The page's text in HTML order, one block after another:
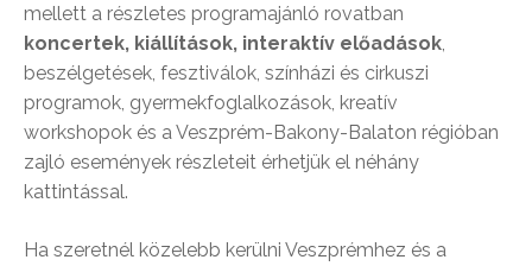
mellett a részletes programajánló rovatban
koncertek, kiállítások, interaktív előadások,
beszélgetések, fesztiválok, színházi és cirkuszi
programok, gyermekfoglalkozások, kreatív
workshopok és a Veszprém-Bakony-Balaton régióban
zajló események részleteit érhetjük el néhány
kattintással.
Ha szeretnél közelebb kerülni Veszprémhez és a